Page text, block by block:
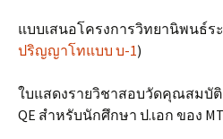
แบบเสนอโครงการวิทยานิพนธ์ร
ปริญญาโทแบบ บ-1)
ใบแสดงรายวิชาสอบวัดคุณสมบัติ
QE สำหรับนักศึกษา ป.เอก ของ